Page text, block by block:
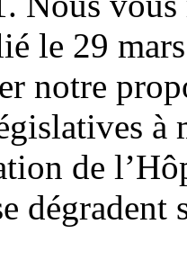
le 29
notre
de
dégradent